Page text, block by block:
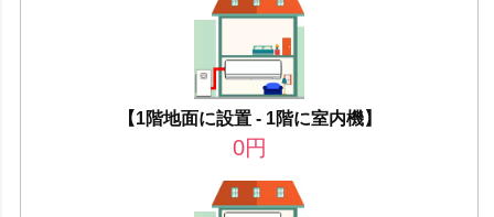
【1階地面に設置 - 1階に室内機】
0円